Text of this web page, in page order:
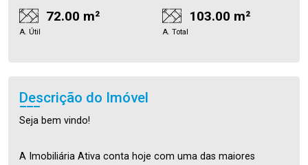
72.00 m²
A. Útil
103.00 m²
A. Total
Descrição do Imóvel
Seja bem vindo!
A Imobiliária Ativa conta hoje com uma das maiores